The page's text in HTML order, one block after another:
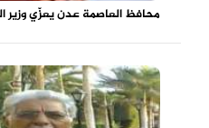
محافظ العاصمة عدن يعزّي وزير